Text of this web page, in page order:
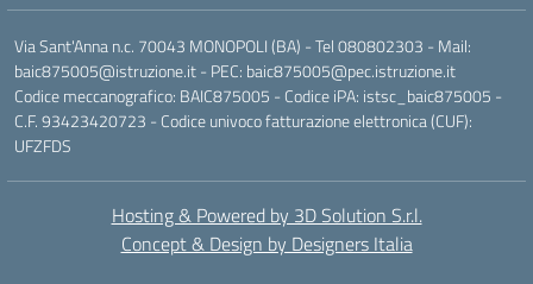
Via Sant'Anna n.c. 70043 MONOPOLI (BA) - Tel 080802303 - Mail:
baic875005@istruzione.it - PEC: baic875005@pec.istruzione.it
Codice meccanografico: BAIC875005 - Codice iPA: istsc_baic875005 -
C.F. 93423420723 - Codice univoco fatturazione elettronica (CUF):
UFZFDS
Hosting & Powered by 3D Solution S.r.l.
Concept & Design by Designers Italia